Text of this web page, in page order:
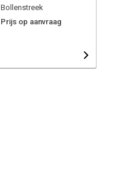
Bollenstreek
Prijs op aanvraag